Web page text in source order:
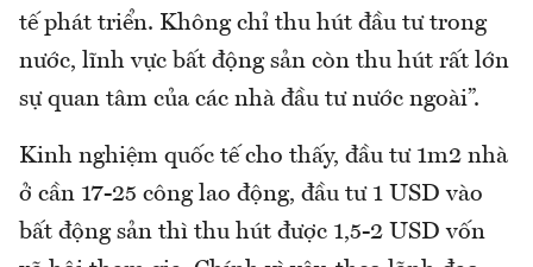
tế phát triển. Không chỉ thu hút đầu tư trong
nước, lĩnh vực bất động sản còn thu hút rất lớn
sự quan tâm của các nhà đầu tư nước ngoài”.
Kinh nghiệm quốc tế cho thấy, đầu tư 1m2 nhà
ở cần 17-25 công lao động, đầu tư 1 USD vào
bất động sản thì thu hút được 1,5-2 USD vốn